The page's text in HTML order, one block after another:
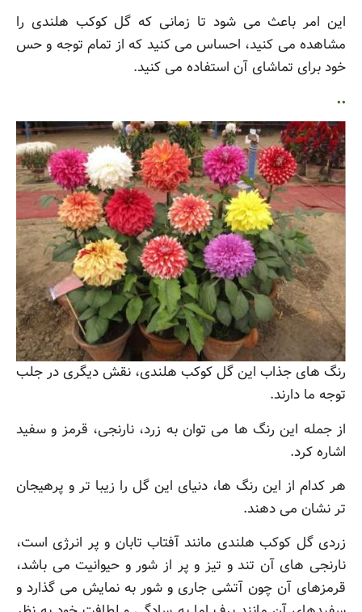
این امر باعث می شود تا زمانی که گل کوکب هلندی را
مشاهده می کنید، احساس می کنید که از تمام توجه و حس
خود برای تماشای آن استفاده می کنید.
..
رنگ های جذاب این گل کوکب هلندی، نقش دیگری در جلب
توجه ما دارند.
از جمله این رنگ ها می توان به زرد، نارنجی، قرمز و سفید
اشاره کرد.
هر کدام از این رنگ ها، دنیای این گل را زیبا تر و پرهیجان
تر نشان می دهند.
زردی گل کوکب هلندی مانند آفتاب تابان و پر انرژی است،
نارنجی های آن تند و تیز و پر از شور و حیوانیت می باشد،
قرمزهای آن چون آتشی جاری و شور به نمایش می گذارد و